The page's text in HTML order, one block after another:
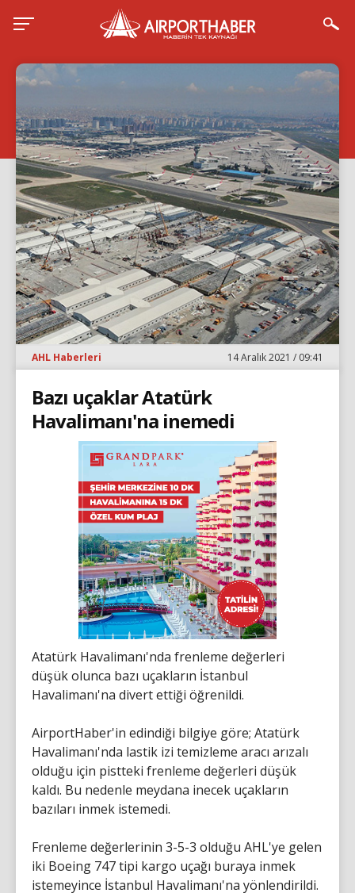
AHL Haberleri 14 Aralık 2021 / 09:41
Bazı uçaklar Atatürk
Havalimanı'na inemedi
Atatürk Havalimanı'nda frenleme değerleri
düşük olunca bazı uçakların İstanbul
Havalimanı'na divert ettiği öğrenildi.
AirportHaber'in edindiği bilgiye göre; Atatürk
Havalimanı'nda lastik izi temizleme aracı arızalı
olduğu için pistteki frenleme değerleri düşük
kaldı. Bu nedenle meydana inecek uçakların
bazıları inmek istemedi.
Frenleme değerlerinin 3-5-3 olduğu AHL'ye gelen
iki Boeing 747 tipi kargo uçağı buraya inmek
istemeyince İstanbul Havalimanı'na yönlendirildi.